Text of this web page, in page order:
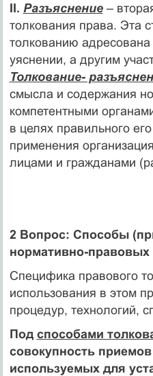
II. Разъяснение–
толкования права. Эта
толкованию
уяснении, а другим
Толкование-
смысла и содержания
компетентными
в целях правильного
применения
лицами и гражданами
2 Вопрос: Способы
нормативно-правовых
Специфика правового
использования в этом
процедур, технологий,
Под способами
совокупность
используемых для